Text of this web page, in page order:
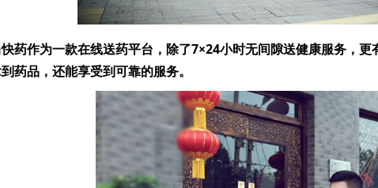
药作为一款在线送药平台，除了7×24小时无间隙送健康服务，
药品，还能享受到可靠的服务。